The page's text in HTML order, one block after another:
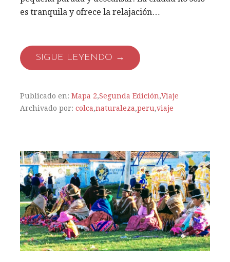
es tranquila y ofrece la relajación…
SIGUE LEYENDO →
Publicado en: Mapa 2,Segunda Edición,Viaje
Archivado por: colca,naturaleza,peru,viaje